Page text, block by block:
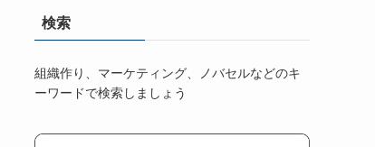
検索
組織作り、マーケティング、ノバセルなどのキ
ーワードで検索しましょう